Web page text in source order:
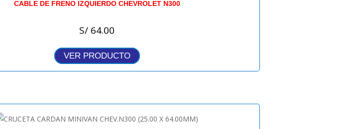
CABLE DE FRENO IZQUIERDO CHEVROLET N300
S/ 64.00
VER PRODUCTO